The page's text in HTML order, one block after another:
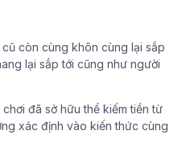
còn cùng khôn cùng lại sắp
lại sắp tới cũng như người
chơi đã sở hữu thể kiếm tiền từ
xác định vào kiến thức cùng